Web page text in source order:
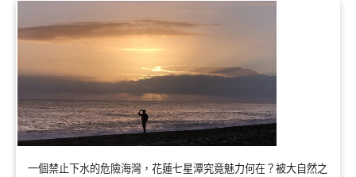
一個禁止下水的危險海灣，花蓮七星潭究竟魅力何在？被大自然之